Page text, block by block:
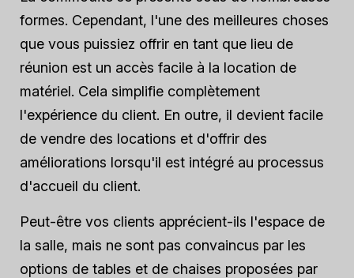
formes. Cependant, l'une des meilleures choses
que vous puissiez offrir en tant que lieu de
réunion est un accès facile à la location de
matériel. Cela simplifie complètement
l'expérience du client. En outre, il devient facile
de vendre des locations et d'offrir des
améliorations lorsqu'il est intégré au processus
d'accueil du client.
Peut-être vos clients apprécient-ils l'espace de
la salle, mais ne sont pas convaincus par les
options de tables et de chaises proposées par